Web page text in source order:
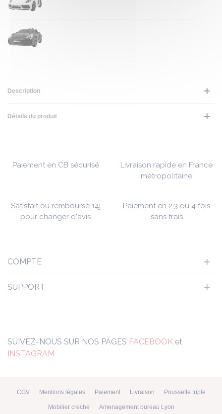
Description
Détails du produit
Paiement en CB sécurisé
Livraison rapide en France
métropolitaine
Satisfait ou remboursé 14j
pour changer d'avis
Paiement en 2,3 ou 4 fois
sans frais
SUIVEZ-NOUS SUR NOS PAGES FACEBOOK et
INSTAGRAM
COMPTE
SUPPORT
CGV Mentions légales Paiement Livraison Poussette triple
Mobilier creche Amenagement bureau Lyon